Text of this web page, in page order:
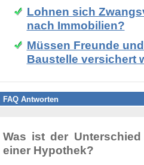
Lohnen sich
nach Immobilien?
Müssen Freunde
Baustelle versichert
FAQ Antworten
Was ist der
einer Hypothek?